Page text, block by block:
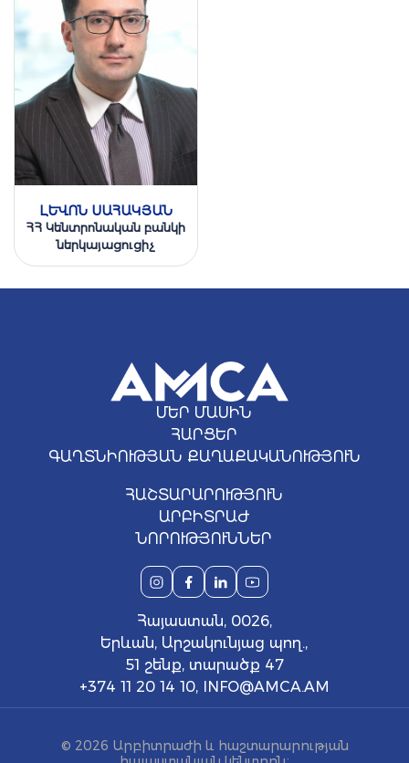
ԼԵՒՈՆ ՍԱՀԱԿՅԱՆ
ՀՀ Կենտրոնական բանկի
ներկայացուցիչ
ՄԵՐ ՄԱՍԻՆ
ՀԱՐՑԵՐ
ԳԱՂՏՆԻՈՒԹՅԱՆ ՔԱՂԱՔԱԿԱՆՈՒԹՅՈՒՆ
ՀԱՇՏԱՐԱՐՈՒԹՅՈՒՆ
ԱՐԲԻՏՐԱԺ
ՆՈՐՈՒԹՅՈՒՆՆԵՐ
Հայաստան, 0026,
Երևան, Արշակունյաց պող.,
51 շենք, տարածք 47
+374 11 20 14 10, INFO@AMCA.AM
© 2026 Արբիտրաժի և հաշտարարության